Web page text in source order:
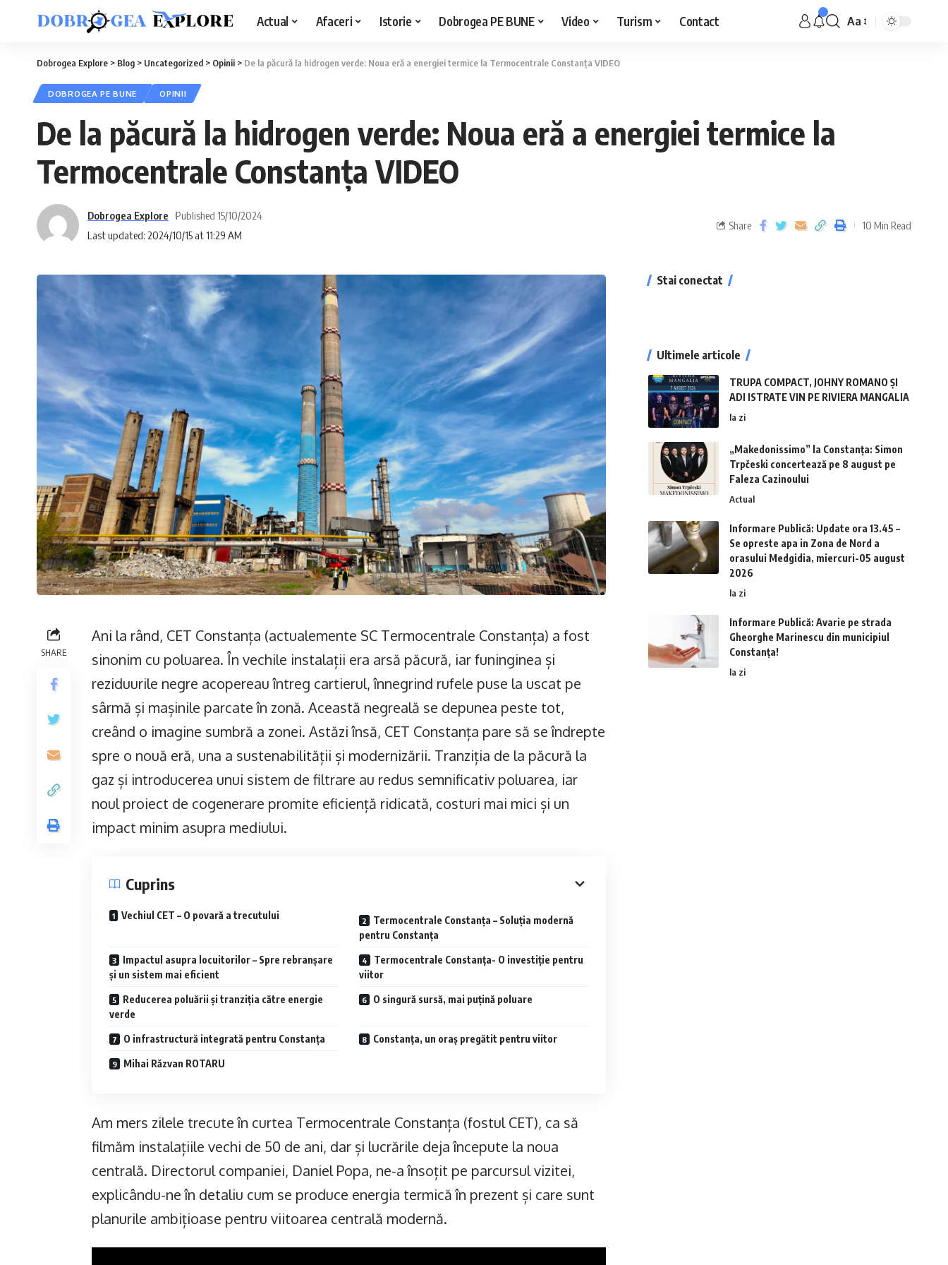
Actual Afaceri Istorie Dobrogea PE BUNE Video Turism Contact Aa
Dobrogea Explore > Blog > Uncategorized > Opinii > De la păcură la hidrogen verde: Noua eră a energiei termice la Termocentrale Constanța VIDEO
DOBROGEA PE BUNE OPINII
De la păcură la hidrogen verde: Noua eră a energiei termice la
Termocentrale Constanța VIDEO
Last updated: 2024/10/15 at 11:29 AM
Dobrogea Explore Published 15/10/2024
Share 10 Min Read
SHARE
Ani la rând, CET Constanța (actualemente SC Termocentrale Constanța) a fost
sinonim cu poluarea. În vechile instalații era arsă păcură, iar funinginea și
reziduurile negre acopereau întreg cartierul, înnegrind rufele puse la uscat pe
sârmă și mașinile parcate în zonă. Această negreală se depunea peste tot,
creând o imagine sumbră a zonei. Astăzi însă, CET Constanța pare să se îndrepte
spre o nouă eră, una a sustenabilității și modernizării. Tranziția de la păcură la
gaz și introducerea unui sistem de filtrare au redus semnificativ poluarea, iar
noul proiect de cogenerare promite eficiență ridicată, costuri mai mici și un
impact minim asupra mediului.
Cuprins
Vechiul CET – O povară a trecutului
Termocentrale Constanța – Soluția modernă
pentru Constanța
Impactul asupra locuitorilor – Spre rebranșare
și un sistem mai eficient
Termocentrale Constanța- O investiție pentru
viitor
Reducerea poluării și tranziția către energie
verde
O singură sursă, mai puțină poluare
O infrastructură integrată pentru Constanța Constanța, un oraș pregătit pentru viitor
Mihai Răzvan ROTARU
Am mers zilele trecute în curtea Termocentrale Constanța (fostul CET), ca să
filmăm instalațiile vechi de 50 de ani, dar și lucrările deja începute la noua
centrală. Directorul companiei, Daniel Popa, ne-a însoțit pe parcursul vizitei,
explicându-ne în detaliu cum se produce energia termică în prezent și care sunt
planurile ambițioase pentru viitoarea centrală modernă.
Stai conectat
Ultimele articole
TRUPA COMPACT, JOHNY ROMANO ȘI
ADI ISTRATE VIN PE RIVIERA MANGALIA
la zi
„Makedonissimo” la Constanța: Simon
Trpčeski concertează pe 8 august pe
Faleza Cazinoului
Actual
Informare Publică: Update ora 13.45 –
Se opreste apa in Zona de Nord a
orasului Medgidia, miercuri-05 august
2026
la zi
Informare Publică: Avarie pe strada
Gheorghe Marinescu din municipiul
Constanța!
la zi